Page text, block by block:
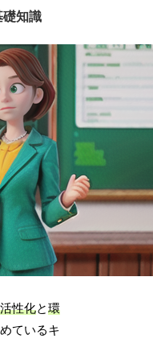
礎知識
性化と環
ているキ